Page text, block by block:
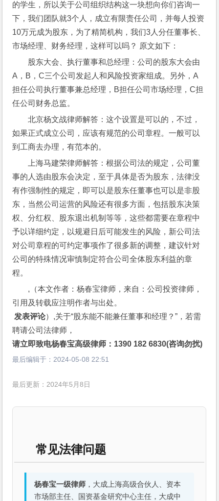
的学生，所以关于公司组织结构这一块想向你们咨询一
下，我们团队就3个人，成立有限责任公司，并每人投资
10万元成为股东，为了精简机构，我们3人分任董事长、
市场经理、财务经理，这样可以吗？ 原文如下：
股东大会、执行董事和总经理：公司的股东大会由
A，B，C三个公司发起人和风险投资家组成。另外，A
担任公司执行董事兼总经理，B担任公司市场经理，C担
任公司财务总监。
北京杨文战律师解答：这个设置是可以的，不过，
如果正式成立公司，应该有规范的公司章程。一般可以
到工商去办理，有范本的。
上海马建荣律师解答：根据公司法的规定，公司董
事的人选由股东会决定，至于具体是否为股东，法律没
有作强制性的规定，即可以是股东任董事也可以是非股
东，当然公司运营的风险还有很多方面，包括股东决策
权、分红权、股东退出机制等等，这些都需要在章程中
予以详细约定，以规避日后可能发生的风险，新公司法
对公司章程的可约定事项作了很多新的调整，建议针对
公司的特殊情况审慎制定符合公司全体股东利益的章
程。
,（本文作者：杨春宝律师，来自：公司投资律师，
引用及转载应注明作者与出处。
发表评论）,关于“股东能不能兼任董事和经理？”，若需
聘请公司法律师，
请立即致电杨春宝高级律师：1390 182 6830(咨询勿扰)
最后编辑于： 2024-05-08 22:51
最后更新：2024年5月8日
常见法律问题
杨春宝一级律师 ，大成上海高级合伙人、资本
市场部主任、国资基金研究中心主任，大成中